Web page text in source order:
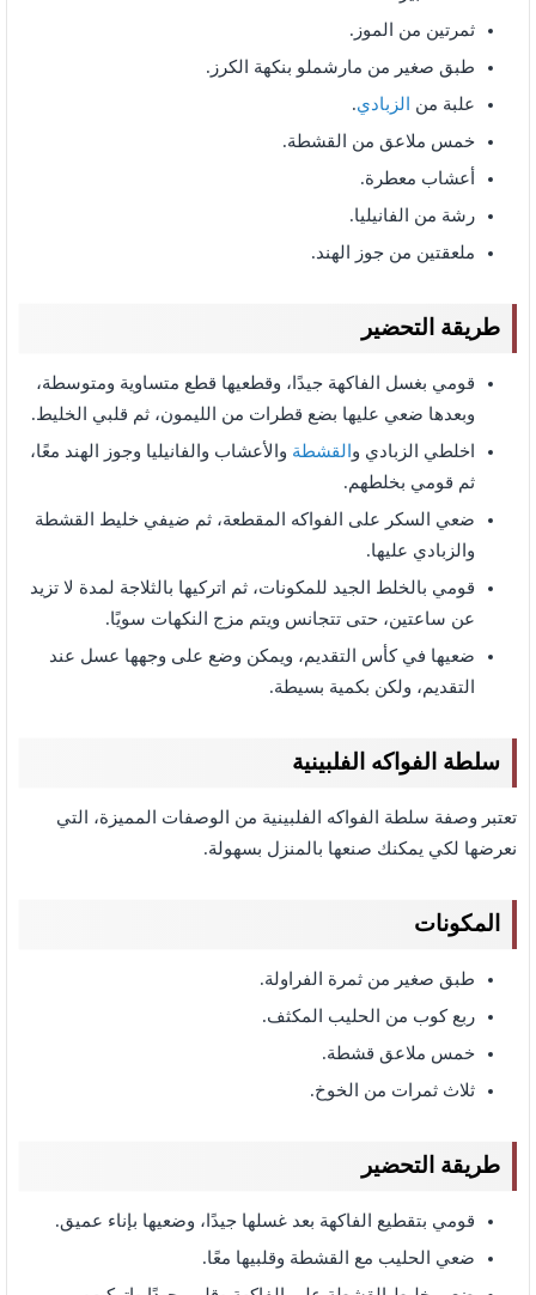
ثمرتين من الموز.
طبق صغير من مارشملو بنكهة الكرز.
علبة من
الزبادي.
خمس ملاعق من القشطة.
أعشاب معطرة.
رشة من الفانيليا.
ملعقتين من جوز الهند.
طريقة التحضير
قومي بغسل الفاكهة جيدًا، وقطعيها قطع متساوية ومتوسطة،
وبعدها ضعي عليها بضع قطرات من الليمون، ثم قلبي الخليط.
اخلطي الزبادي و القشطة والأعشاب والفانيليا وجوز الهند معًا،
ثم قومي بخلطهم.
ضعي السكر على الفواكه المقطعة، ثم ضيفي خليط القشطة
والزبادي عليها.
قومي بالخلط الجيد للمكونات، ثم اتركيها بالثلاجة لمدة لا تزيد
عن ساعتين، حتى تتجانس ويتم مزج النكهات سويًا.
ضعيها في كأس التقديم، ويمكن وضع على وجهها عسل عند
التقديم، ولكن بكمية بسيطة.
سلطة الفواكه الفلبينية
تعتبر وصفة سلطة الفواكه الفلبينية من الوصفات المميزة، التي
نعرضها لكي يمكنك صنعها بالمنزل بسهولة.
المكونات
طبق صغير من ثمرة الفراولة.
ربع كوب من الحليب المكثف.
خمس ملاعق قشطة.
ثلاث ثمرات من الخوخ.
طريقة التحضير
قومي بتقطيع الفاكهة بعد غسلها جيدًا، وضعيها بإناء عميق.
ضعي الحليب مع القشطة وقلبيها معًا.